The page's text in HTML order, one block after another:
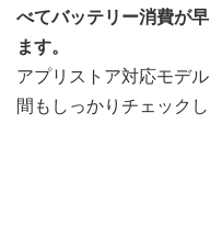
べてバッテリー消費が
ます。
アプリストア対応モデ
間もしっかりチェックし